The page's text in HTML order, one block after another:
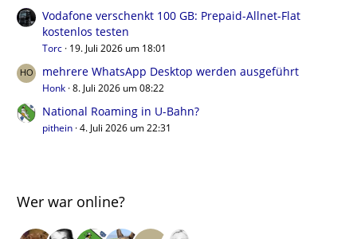
Vodafone verschenkt 100 GB: Prepaid-Allnet-Flat
kostenlos testen
Torc 19. Juli 2026 um 18:01
mehrere WhatsApp Desktop werden ausgeführt
Honk 8. Juli 2026 um 08:22
National Roaming in U-Bahn?
pithein 4. Juli 2026 um 22:31
Wer war online?